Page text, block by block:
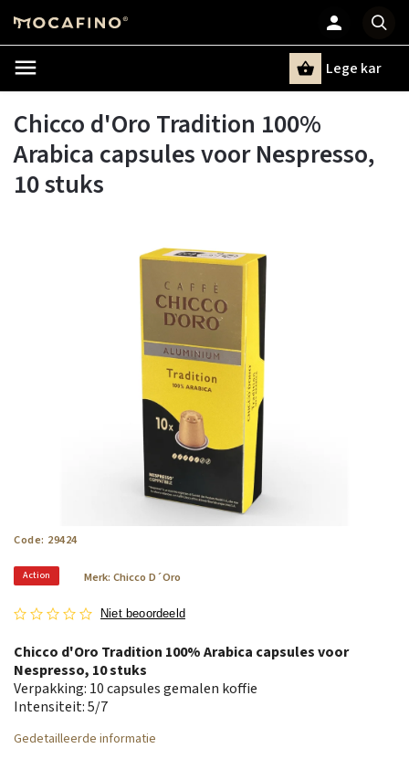
Lege kar
Chicco d'Oro Tradition 100%
Arabica capsules voor Nespresso,
10 stuks
Code: 29424
Action
Niet beoordeeld
Merk: Chicco D´Oro
Chicco d'Oro Tradition 100% Arabica capsules voor
Nespresso, 10 stuks
Verpakking: 10 capsules gemalen koffie
Intensiteit:5/7
Gedetailleerde informatie